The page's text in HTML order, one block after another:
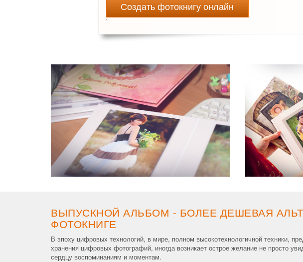
Создать фотокнигу онлайн
`
ВЫПУСКНОЙ АЛЬБОМ - БОЛЕЕ ДЕШЕВАЯ
ФОТОКНИГЕ
В эпоху цифровых технологий, в мире, полном высокотехнологичной техники,
хранения цифровых фотографий, иногда возникает острое желание не просто
сердцу воспоминаниям и моментам.